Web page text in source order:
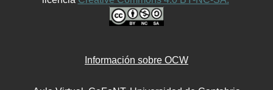
Información sobre OCW